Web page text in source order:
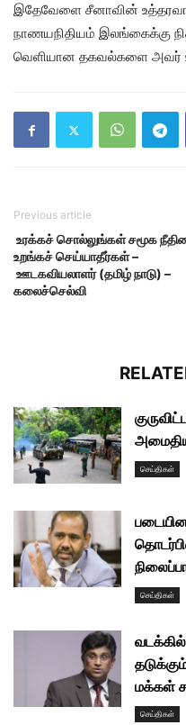
இதேவேளை சீனாவின்
நாணயநிதியம் இலங்கைக்கு
வெளியான தகவல்களை அவர்
Previous article
உரக்கச் சொல்லுங்கள் சமூக
உறங்கச் செய்யாதீர்கள் –
ஊடகவியலாளர் (தமிழ் நாடு) –
கலைச்செல்வி
செய்திகள்
செய்திகள்
மக்கள்
செய்திகள்